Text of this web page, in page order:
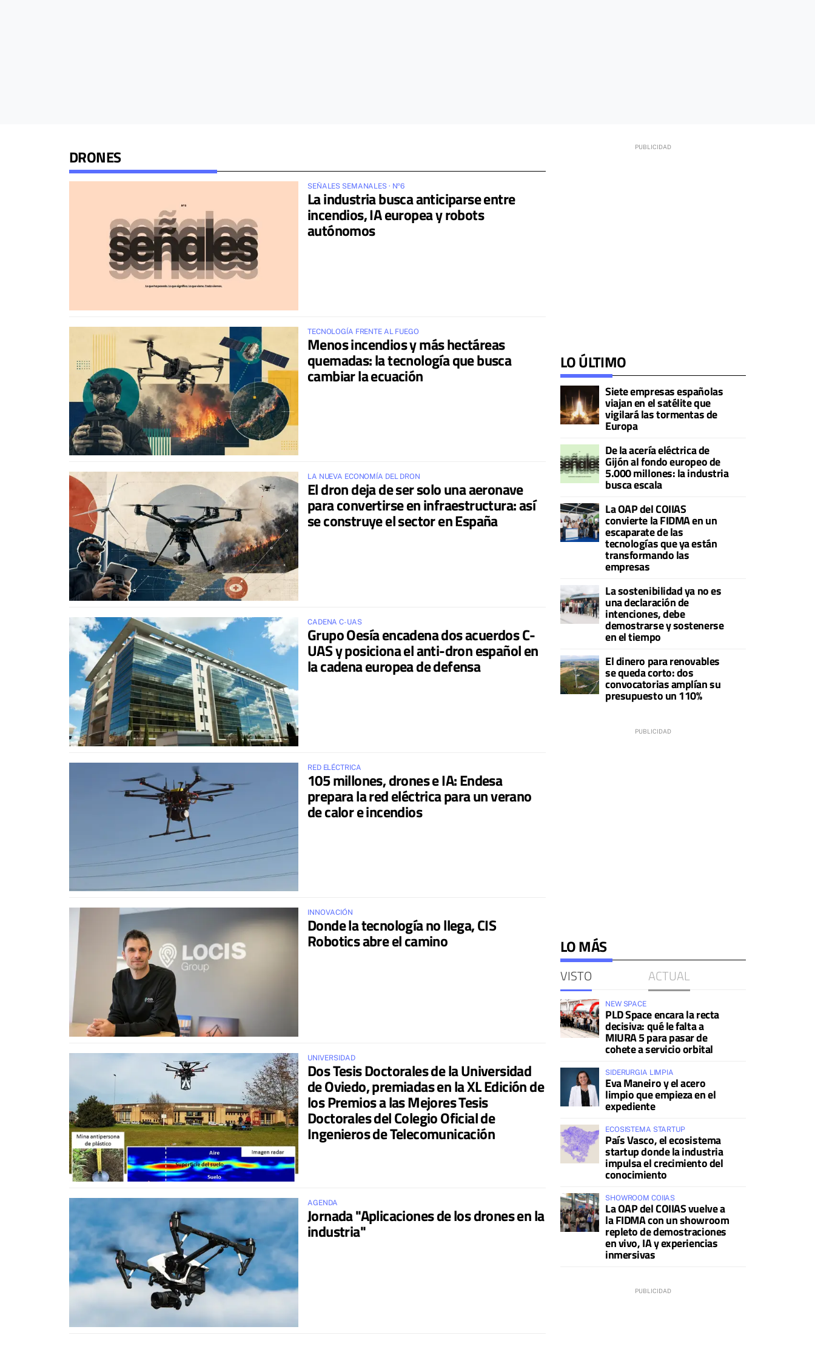
DRONES
SEÑALES SEMANALES · Nº6
La industria busca anticiparse entre
incendios, IA europea y robots
autónomos
TECNOLOGÍA FRENTE AL FUEGO
Menos incendios y más hectáreas
quemadas: la tecnología que busca
cambiar la ecuación
LA NUEVA ECONOMÍA DEL DRON
El dron deja de ser solo una aeronave
para convertirse en infraestructura: así
se construye el sector en España
CADENA C-UAS
Grupo Oesía encadena dos acuerdos C-
UAS y posiciona el anti-dron español en
la cadena europea de defensa
RED ELÉCTRICA
105 millones, drones e IA: Endesa
prepara la red eléctrica para un verano
de calor e incendios
INNOVACIÓN
Donde la tecnología no llega, CIS
Robotics abre el camino
UNIVERSIDAD
Dos Tesis Doctorales de la Universidad
de Oviedo, premiadas en la XL Edición de
los Premios a las Mejores Tesis
Doctorales del Colegio Oficial de
Ingenieros de Telecomunicación
AGENDA
Jornada "Aplicaciones de los drones en la
industria"
LO ÚLTIMO
Siete empresas españolas
viajan en el satélite que
vigilará las tormentas de
Europa
De la acería eléctrica de
Gijón al fondo europeo de
5.000 millones: la industria
busca escala
La OAP del COIIAS
convierte la FIDMA en un
escaparate de las
tecnologías que ya están
transformando las
empresas
La sostenibilidad ya no es
una declaración de
intenciones, debe
demostrarse y sostenerse
en el tiempo
El dinero para renovables
se queda corto: dos
convocatorias amplían su
presupuesto un 110%
LO MÁS
VISTO ACTUAL
NEW SPACE
PLD Space encara la recta
decisiva: qué le falta a
MIURA 5 para pasar de
cohete a servicio orbital
SIDERURGIA LIMPIA
Eva Maneiro y el acero
limpio que empieza en el
expediente
ECOSISTEMA STARTUP
País Vasco, el ecosistema
startup donde la industria
impulsa el crecimiento del
conocimiento
SHOWROOM COIIAS
La OAP del COIIAS vuelve a
la FIDMA con un showroom
repleto de demostraciones
en vivo, IA y experiencias
inmersivas